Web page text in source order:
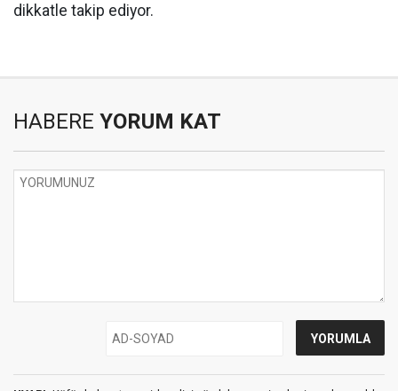
dikkatle takip ediyor.
HABERE YORUM KAT